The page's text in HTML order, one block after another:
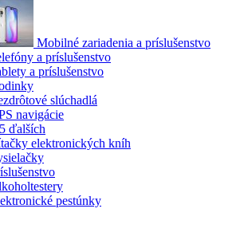
Mobilné zariadenia a príslušenstvo
a príslušenstvo
a príslušenstvo
slúchadlá
navigácie
ďalších
elektronických kníh
pestúnky